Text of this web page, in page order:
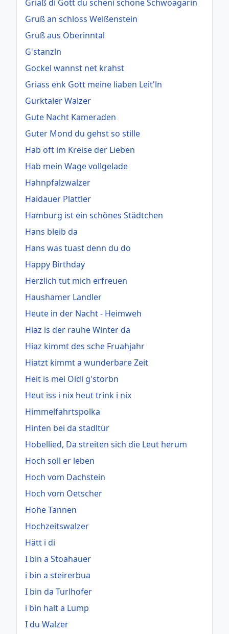
Griaß di Gott du scheni schöne Schwoagarin
Gruß an schloss Weißenstein
Gruß aus Oberinntal
G'stanzln
Gockel wannst net krahst
Griass enk Gott meine liaben Leit'ln
Gurktaler Walzer
Gute Nacht Kameraden
Guter Mond du gehst so stille
Hab oft im Kreise der Lieben
Hab mein Wage vollgelade
Hahnpfalzwalzer
Haidauer Plattler
Hamburg ist ein schönes Städtchen
Hans bleib da
Hans was tuast denn du do
Happy Birthday
Herzlich tut mich erfreuen
Haushamer Landler
Heute in der Nacht - Heimweh
Hiaz is der rauhe Winter da
Hiaz kimmt des sche Fruahjahr
Hiatzt kimmt a wunderbare Zeit
Heit is mei Oidi g'storbn
Heut iss i nix heut trink i nix
Himmelfahrtspolka
Hinten bei da stadltür
Hobellied, Da streiten sich die Leut herum
Hoch soll er leben
Hoch vom Dachstein
Hoch vom Oetscher
Hohe Tannen
Hochzeitswalzer
Hätt i di
I bin a Stoahauer
i bin a steirerbua
I bin da Turlhofer
i bin halt a Lump
I du Walzer